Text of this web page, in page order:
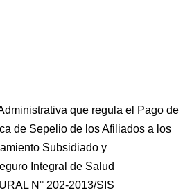
que regula el Pago de
de Sepelio de los Afiliados a los
Subsidiado y
Integral de Salud
N° 202-2013/SIS